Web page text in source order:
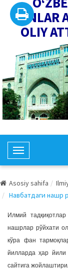
FANLAR
OLIY
T
o
g
l
e
N
a
Asosiy sahifa
Навбатдаги нашр
Илмий
нашрлар рўйхати
кўра фан
йилларда ҳар
сайтига